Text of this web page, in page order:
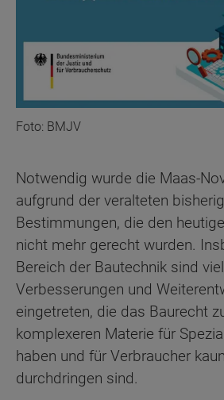
Foto: BMJV
Notwendig wurde die Maas-
aufgrund der veralteten
Bestimmungen, die den
nicht mehr gerecht wurden.
Bereich der Bautechnik sind
Verbesserungen und
eingetreten, die das Baurecht
komplexeren Materie für
haben und für Verbraucher
durchdringen sind.